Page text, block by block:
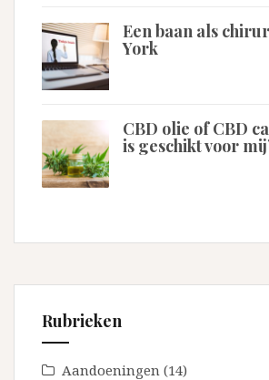
Een baan als
York
CBD olie of CBD
is geschikt voor
Rubrieken
Aandoeningen (14)